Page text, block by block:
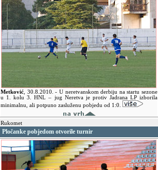
Metković 30.8.2010.- U neretvanskom derbiju na startu sezone
u 1. kolu 3. HNL – jug Neretva je protiv Jadrana LP izborila
minimalnu, ali potpuno zasluženu pobjedu od 1:0.
Rukomet
Pločanke pobjedom otvorile turnir